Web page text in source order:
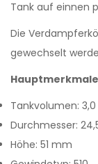
Tank auf einnen
Die
gewechselt
Hauptmerkmale
Tankvolumen:
Durchmesser:
Höhe: 51 mm